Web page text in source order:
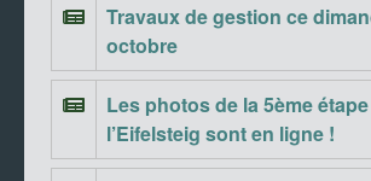
Travaux de gestion ce
octobre
Les photos de la 5ème
l’Eifelsteig sont en ligne !